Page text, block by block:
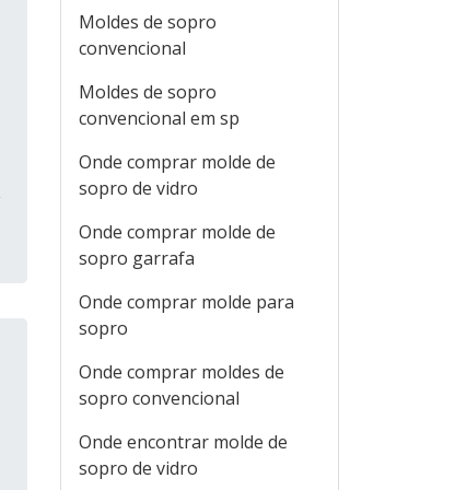
Moldes de sopro
convencional
Moldes de sopro
convencional em sp
Onde comprar molde de
sopro de vidro
Onde comprar molde de
sopro garrafa
Onde comprar molde para
sopro
Onde comprar moldes de
sopro convencional
Onde encontrar molde de
sopro de vidro